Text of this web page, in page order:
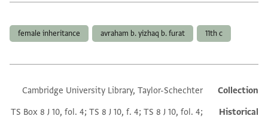
11th c
avraham b. yizhaq b. furat
female inheritance
Additional metadata
Collection
Cambridge University Library, Taylor-Schechter
Historical
TS Box 8 J 10, fol. 4; TS 8 J 10, f. 4; TS 8 J 10, fol. 4;